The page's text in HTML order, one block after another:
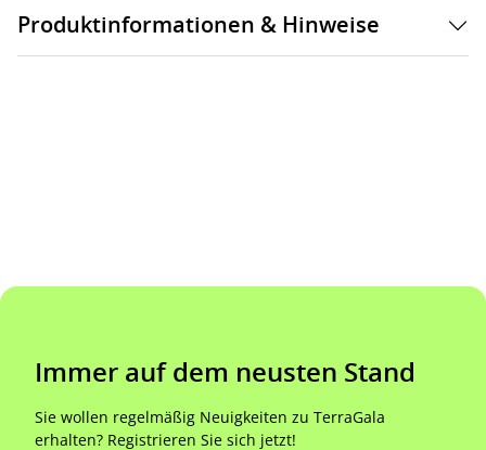
Produktinformationen & Hinweise
Immer auf dem neusten Stand
Sie wollen regelmäßig Neuigkeiten zu TerraGala
erhalten? Registrieren Sie sich jetzt!